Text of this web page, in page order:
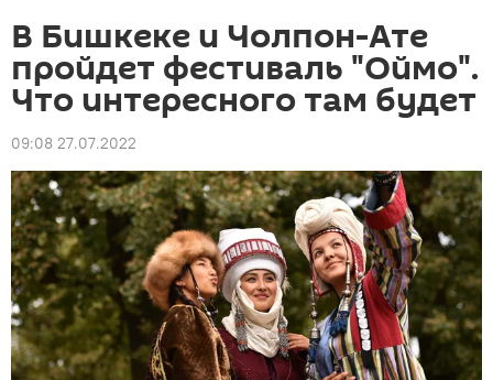
В Бишкеке и Чолпон-Ате
пройдет фестиваль "Оймо".
Что интересного там будет
09:08 27.07.2022